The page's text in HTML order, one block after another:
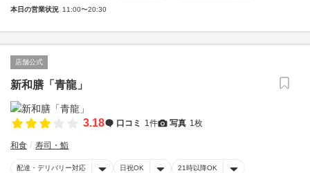
本日の営業状況 11:00〜20:30
店舗公式
新和膳「青龍」
3.18 口コミ 1件 写真 1枚
和食 寿司・鮨
配達・デリバリー対応 日祝OK 21時以降OK